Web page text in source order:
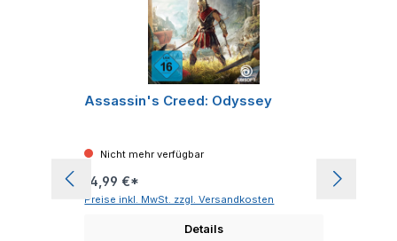
Assassin's Creed: Odyssey
Nicht mehr verfügbar
14,99 €*
Preise inkl. MwSt. zzgl. Versandkosten
Details